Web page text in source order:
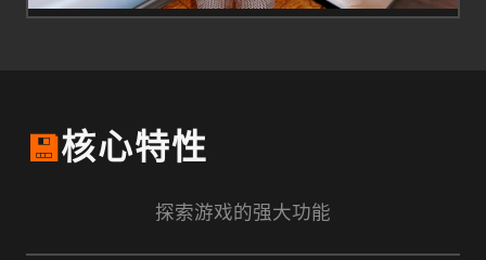
💾核心特性
探索游戏的强大功能